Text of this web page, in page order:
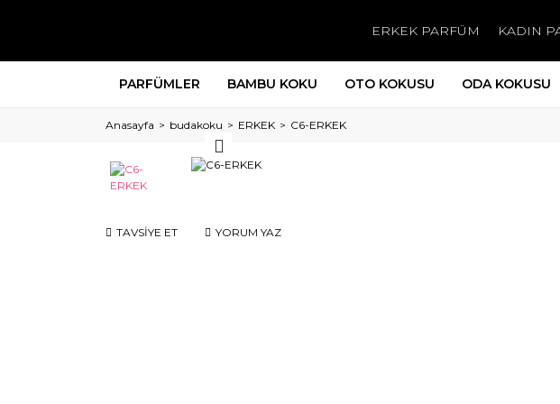
ERKEK PARFÜM KADIN
PARFÜMLER BAMBU KOKU OTO KOKUSU ODA KOKUSU
Anasayfa budakoku ERKEK C6-ERKEK
TAVSİYE ET YORUM YAZ